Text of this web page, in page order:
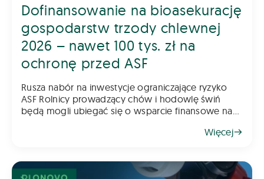
Dofinansowanie na bioasekurację
gospodarstw trzody chlewnej
2026 – nawet 100 tys. zł na
ochronę przed ASF
Rusza nabór na inwestycje ograniczające ryzyko
ASF Rolnicy prowadzący chów i hodowlę świń
będą mogli ubiegać się o wsparcie finansowe na
gospodarstwa. Pomoc ma na celu ograniczenie
Więcej